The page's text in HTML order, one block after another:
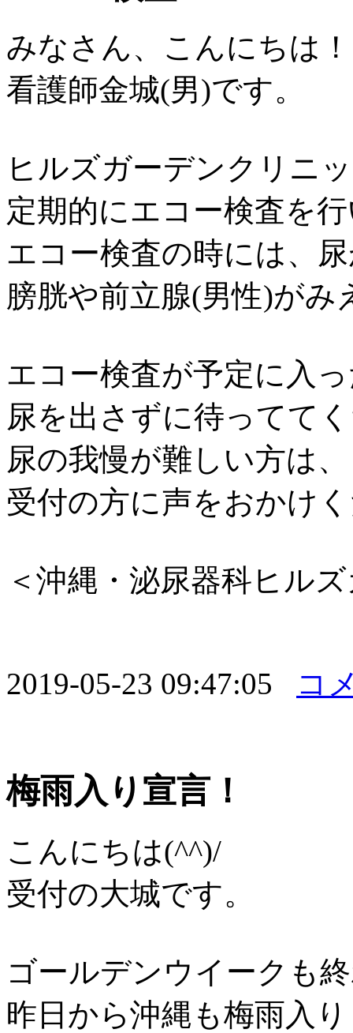
みなさん、こんにちは！
看護師金城(男)です。
ヒルズガーデンクリニ
定期的にエコー検査を
エコー検査の時には、
膀胱や前立腺(男性)がみ
エコー検査が予定に入
尿を出さずに待ってて
尿の我慢が難しい方は、
受付の方に声をおかけ
＜沖縄・泌尿器科ヒル
2019-05-23 09:47:05 コ
梅雨入り宣言！
こんにちは(^^)/
受付の大城です。
ゴールデンウイークも
昨日から沖縄も梅雨入